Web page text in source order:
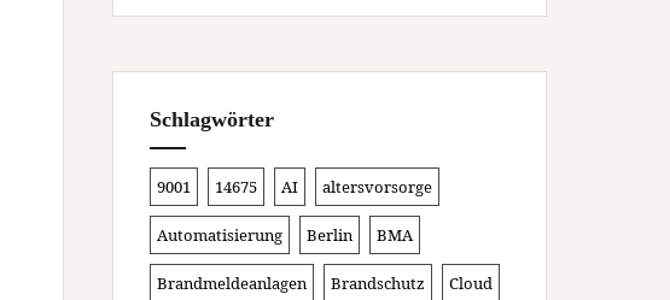
Schlagwörter
9001 14675 AI altersvorsorge
Automatisierung Berlin BMA
Brandmeldeanlagen Brandschutz Cloud